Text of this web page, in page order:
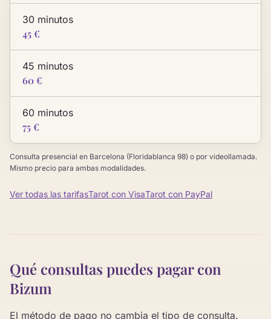
30 minutos
45 €
45 minutos
60 €
60 minutos
75 €
Consulta presencial en Barcelona (Floridablanca 98) o por videollamada.
Mismo precio para ambas modalidades.
Ver todas las tarifasTarot con VisaTarot con PayPal
Qué consultas puedes pagar con
Bizum
El método de pago no cambia el tipo de consulta.